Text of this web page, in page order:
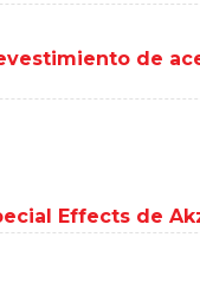
de
Effects de